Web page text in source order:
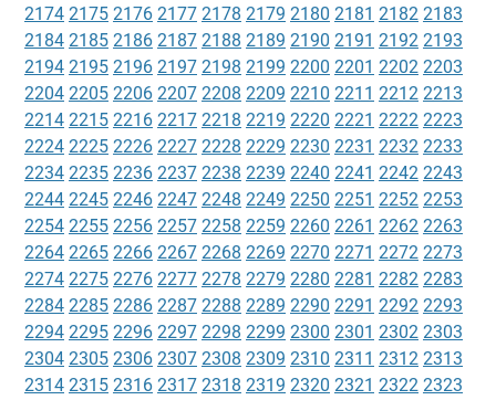
2174 2175 2176 2177 2178 2179 2180 2181 2182 2183
2184 2185 2186 2187 2188 2189 2190 2191 2192 2193
2194 2195 2196 2197 2198 2199 2200 2201 2202 2203
2204 2205 2206 2207 2208 2209 2210 2211 2212 2213
2214 2215 2216 2217 2218 2219 2220 2221 2222 2223
2224 2225 2226 2227 2228 2229 2230 2231 2232 2233
2234 2235 2236 2237 2238 2239 2240 2241 2242 2243
2244 2245 2246 2247 2248 2249 2250 2251 2252 2253
2254 2255 2256 2257 2258 2259 2260 2261 2262 2263
2264 2265 2266 2267 2268 2269 2270 2271 2272 2273
2274 2275 2276 2277 2278 2279 2280 2281 2282 2283
2284 2285 2286 2287 2288 2289 2290 2291 2292 2293
2294 2295 2296 2297 2298 2299 2300 2301 2302 2303
2304 2305 2306 2307 2308 2309 2310 2311 2312 2313
2314 2315 2316 2317 2318 2319 2320 2321 2322 2323